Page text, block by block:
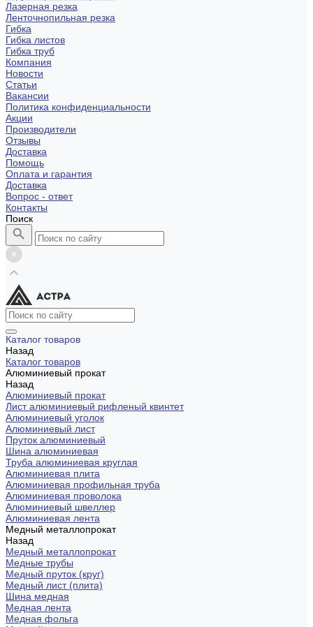
Лазерная резка
Ленточнопильная резка
Гибка
Гибка листов
Гибка труб
Компания
Новости
Статьи
Вакансии
Политика конфиденциальности
Акции
Производители
Отзывы
Доставка
Помощь
Оплата и гарантия
Доставка
Вопрос - ответ
Контакты
Поиск
Каталог товаров
Назад
Каталог товаров
Алюминиевый прокат
Назад
Алюминиевый прокат
Лист алюминиевый рифленый квинтет
Алюминиевый уголок
Алюминиевый лист
Пруток алюминиевый
Шина алюминиевая
Труба алюминиевая круглая
Алюминиевая плита
Алюминиевая профильная труба
Алюминиевая проволока
Алюминиевый швеллер
Алюминиевая лента
Медный металлопрокат
Назад
Медный металлопрокат
Медные трубы
Медный пруток (круг)
Медный лист (плита)
Шина медная
Медная лента
Медная фольга